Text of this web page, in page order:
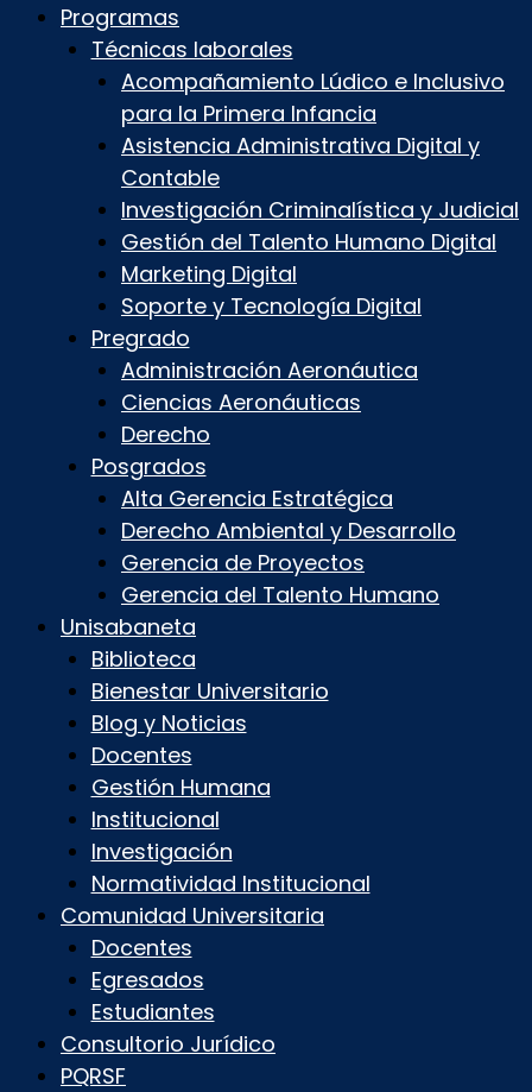
Programas
Técnicas laborales
Acompañamiento Lúdico e Inclusivo
para la Primera Infancia
Asistencia Administrativa Digital y
Contable
Investigación Criminalística y Judicial
Gestión del Talento Humano Digital
Marketing Digital
Soporte y Tecnología Digital
Pregrado
Administración Aeronáutica
Ciencias Aeronáuticas
Derecho
Posgrados
Alta Gerencia Estratégica
Derecho Ambiental y Desarrollo
Gerencia de Proyectos
Gerencia del Talento Humano
Unisabaneta
Biblioteca
Bienestar Universitario
Blog y Noticias
Docentes
Gestión Humana
Institucional
Investigación
Normatividad Institucional
Comunidad Universitaria
Docentes
Egresados
Estudiantes
Consultorio Jurídico
PQRSF